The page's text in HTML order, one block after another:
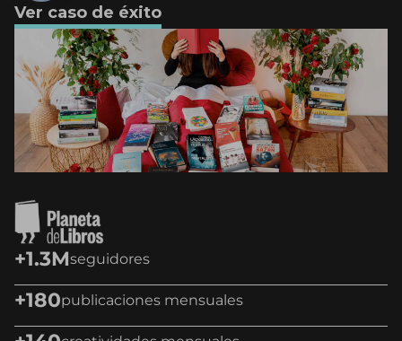
Ver caso de éxito
+1.3Mseguidores
+180publicaciones mensuales